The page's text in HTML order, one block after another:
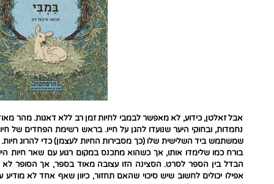
אבל זאלטן, כידוע, לא מאפשר לבמבי לחיות זמן רב ללא דאגות. מהר
נחמדות, ובחוקי היער שנועדו להגן על חייו. בראש רשימת הפחדים של
שמשתמש ביד השלישית שלו (כך מסבירות החיות לעצמן) כדי להרוג
בורח כמו שלימדו אותו, אך כשהוא מתכנס במקום רגוע עם שאר חיות
הבדל בין הספר לסרט. הסצינה הזו עצובה מאוד בספר, אך הסופר לא
אפילו יכולים לחשוב שיש סיכוי שהאם תחזור, כיוון שאף אחד לא